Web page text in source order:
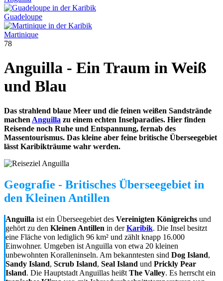
Guadeloupe
Martinique
78
Anguilla - Ein Traum in Weiß
und Blau
Das strahlend blaue Meer und die feinen weißen Sandstrände
machen Anguilla zu einem echten Inselparadies. Hier finden
Reisende noch Ruhe und Entspannung, fernab des
Massentourismus. Das kleine aber feine britische Überseegebiet
lässt Karibikträume wahr werden.
Geografie - Britisches Überseegebiet in
den Kleinen Antillen
Anguilla ist ein Überseegebiet des Vereinigten Königreichs und
gehört zu den Kleinen Antillen in derKaribik. Die Insel besitzt
eine Fläche von lediglich 96 km² und zählt knapp 16.000
Einwohner. Umgeben ist Anguilla von etwa 20 kleinen
unbewohnten Koralleninseln. Am bekanntesten sind Dog Island,
Sandy Island, Scrub Island, Seal Island und Prickly Pear
Island. Die Hauptstadt Anguillas heißt The Valley. Es herrscht ein